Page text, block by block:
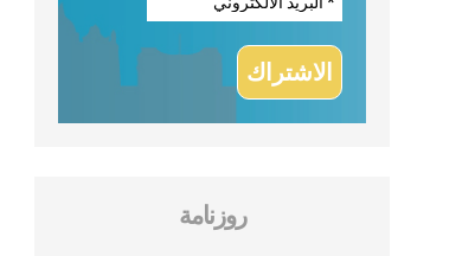
روزنامة